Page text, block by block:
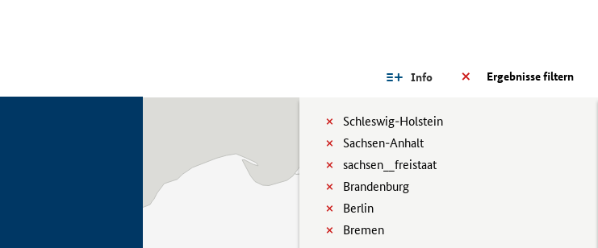
Ergebnisse filtern
Info
Schleswig-Holstein
Sachsen-Anhalt
sachsen__freistaat
Brandenburg
Berlin
Bremen